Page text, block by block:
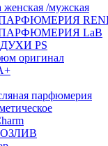
женская /мужская
LaB
PS
оригинал
парфюмерия